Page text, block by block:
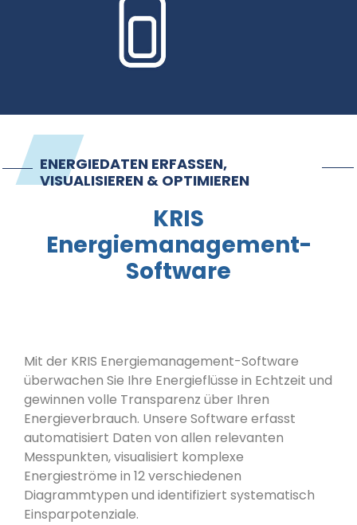
Kontakt
Impressum
ENERGIEDATEN ERFASSEN,
VISUALISIEREN & OPTIMIEREN
KRIS
Energiemanagement-
Software
Mit der KRIS Energiemanagement-Software
überwachen Sie Ihre Energieflüsse in Echtzeit und
gewinnen volle Transparenz über Ihren
Energieverbrauch. Unsere Software erfasst
automatisiert Daten von allen relevanten
Messpunkten, visualisiert komplexe
Energieströme in 12 verschiedenen
Diagrammtypen und identifiziert systematisch
Einsparpotenziale.